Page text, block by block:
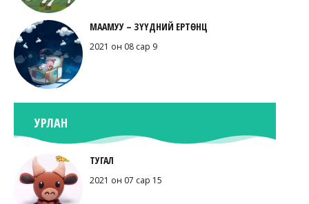
МААМУУ – ЗҮҮДНИЙ ЕРТӨНЦ
2021 он 08 сар 9
УРЛАН
ТУГАЛ
2021 он 07 сар 15